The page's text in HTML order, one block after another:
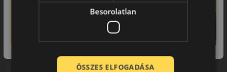
Besorolatlan
ÖSSZES ELFOGADÁSA